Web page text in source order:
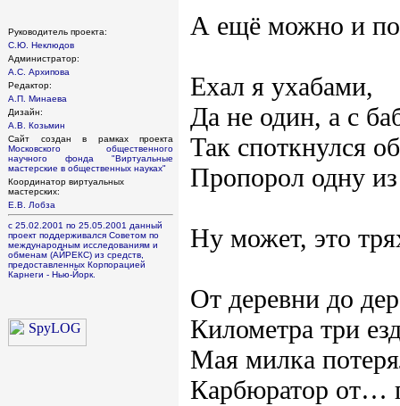
Руководитель проекта:
С.Ю. Неклюдов
Администратор:
А.С. Архипова
Редактор:
А.П. Минаева
Дизайн:
А.В. Козьмин
Сайт создан в рамках проекта
Московского общественного
научного фонда
"Виртуальные
мастерские в общественных науках"
Координатор виртуальных
мастерских:
Е.В. Лобза
с 25.02.2001 по 25.05.2001 данный
проект поддерживался Советом по
международным исследованиям и
обменам (АЙРЕКС) из средств,
предоставленных Корпорацией
Карнеги - Нью-Йорк.
А ещё можно и
Ехал я ухабами,
Да не один, а с
Так споткнулся
Пропорол одну
Ну может, это
От деревни до
Километра три
Мая милка
Карбюратор от…